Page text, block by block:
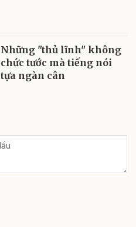
Những "thủ lĩnh" không
chức tước mà tiếng nói
tựa ngàn cân